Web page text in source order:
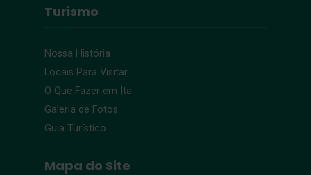
Turismo
Nossa História
Locais Para Visitar
O Que Fazer em Ita
Galeria de Fotos
Guia Turístico
Mapa do Site